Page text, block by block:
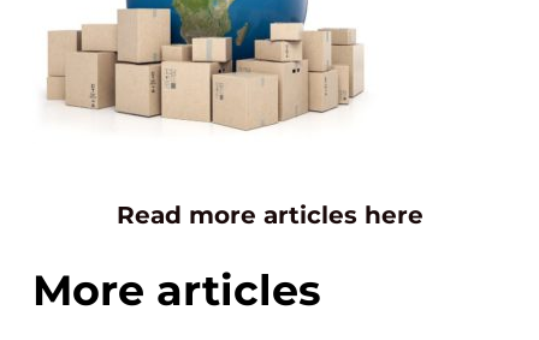
Read more articles here
More articles